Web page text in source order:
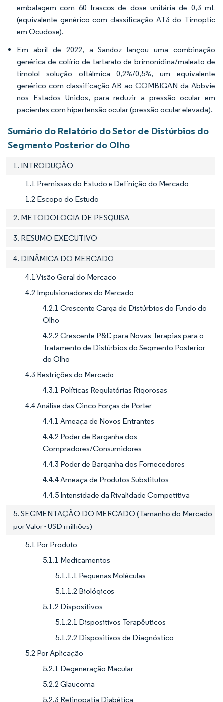
embalagem com 60 frascos de dose unitária de 0,3 mL
(equivalente genérico com classificação AT3 do Timoptic
em Ocudose).
Em abril de 2022, a Sandoz lançou uma combinação
genérica de colírio de tartarato de brimonidina/maleato de
timolol solução oftálmica 0,2%/0,5%, um equivalente
genérico com classificação AB ao COMBIGAN da Abbvie
nos Estados Unidos, para reduzir a pressão ocular em
pacientes com hipertensão ocular (pressão ocular elevada).
Sumário do Relatório do Setor de Distúrbios do
Segmento Posterior do Olho
1. INTRODUÇÃO
1.1 Premissas do Estudo e Definição do Mercado
1.2 Escopo do Estudo
2. METODOLOGIA DE PESQUISA
3. RESUMO EXECUTIVO
4. DINÂMICA DO MERCADO
4.1 Visão Geral do Mercado
4.2 Impulsionadores do Mercado
4.2.1 Crescente Carga de Distúrbios do Fundo do
Olho
4.2.2 Crescente P&D para Novas Terapias para o
Tratamento de Distúrbios do Segmento Posterior
do Olho
4.3 Restrições do Mercado
4.3.1 Políticas Regulatórias Rigorosas
4.4 Análise das Cinco Forças de Porter
4.4.1 Ameaça de Novos Entrantes
4.4.2 Poder de Barganha dos
Compradores/Consumidores
4.4.3 Poder de Barganha dos Fornecedores
4.4.4 Ameaça de Produtos Substitutos
4.4.5 Intensidade da Rivalidade Competitiva
5. SEGMENTAÇÃO DO MERCADO (Tamanho do Mercado
por Valor - USD milhões)
5.1 Por Produto
5.1.1 Medicamentos
5.1.1.1 Pequenas Moléculas
5.1.1.2 Biológicos
5.1.2 Dispositivos
5.1.2.1 Dispositivos Terapêuticos
5.1.2.2 Dispositivos de Diagnóstico
5.2 Por Aplicação
5.2.1 Degeneração Macular
5.2.2 Glaucoma
5.2.3 Retinopatia Diabética